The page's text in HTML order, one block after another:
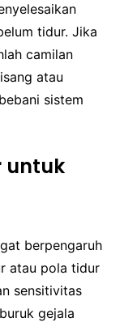
tidur. Jika
camilan
atau
sistem
untuk
berpengaruh
atau pola tidur
sensitivitas
gejala